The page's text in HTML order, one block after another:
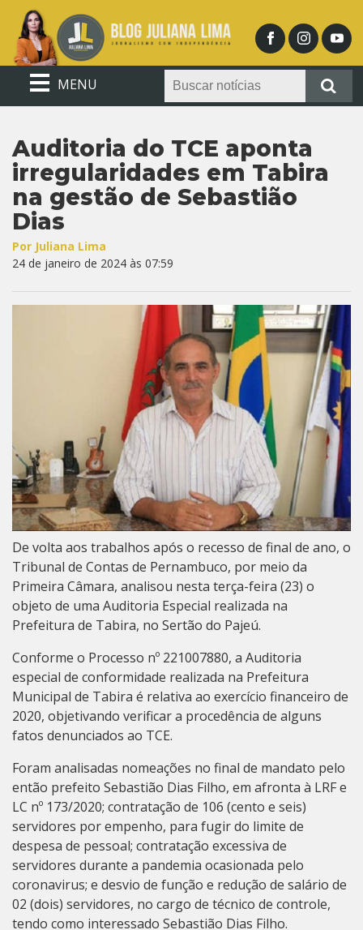
MENU
Auditoria do TCE aponta
irregularidades em Tabira
na gestão de Sebastião
Dias
Por Juliana Lima
24 de janeiro de 2024 às 07:59
De volta aos trabalhos após o recesso de final de ano, o
Tribunal de Contas de Pernambuco, por meio da
Primeira Câmara, analisou nesta terça-feira (23) o
objeto de uma Auditoria Especial realizada na
Prefeitura de Tabira, no Sertão do Pajeú.
Conforme o Processo nº 221007880, a Auditoria
especial de conformidade realizada na Prefeitura
Municipal de Tabira é relativa ao exercício financeiro de
2020, objetivando verificar a procedência de alguns
fatos denunciados ao TCE.
Foram analisadas nomeações no final de mandato pelo
então prefeito Sebastião Dias Filho, em afronta à LRF e
LC nº 173/2020; contratação de 106 (cento e seis)
servidores por empenho, para fugir do limite de
despesa de pessoal; contratação excessiva de
servidores durante a pandemia ocasionada pelo
coronavirus; e desvio de função e redução de salário de
02 (dois) servidores, no cargo de técnico de controle,
tendo como interessado Sebastião Dias Filho.